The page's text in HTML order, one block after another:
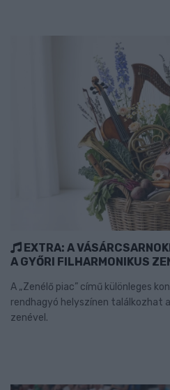
EXTRA: A
A GYŐRI FILHARMONIKUS
A „Zenélő piac” című különleges
rendhagyó helyszínen találkozhat
zenével.